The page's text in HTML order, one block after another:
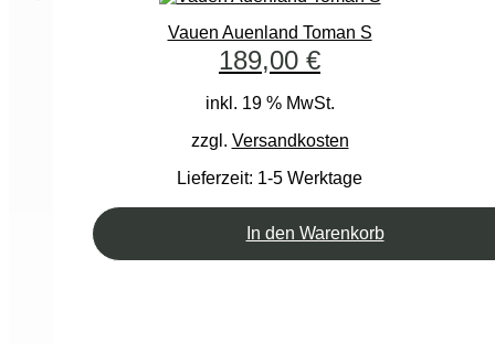
Vauen Auenland Toman S
189,00 €
inkl. 19 % MwSt.
zzgl. Versandkosten
Lieferzeit: 1-5 Werktage
In den Warenkorb